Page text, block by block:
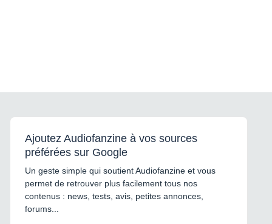
Ajoutez Audiofanzine à vos sources
préférées sur Google
Un geste simple qui soutient Audiofanzine et vous
permet de retrouver plus facilement tous nos
contenus : news, tests, avis, petites annonces,
forums...